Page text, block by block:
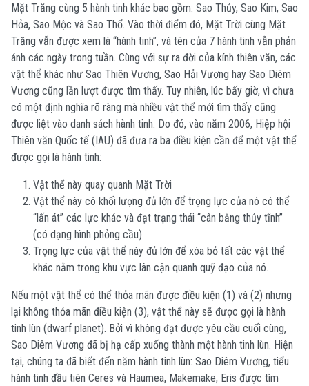
Mặt Trăng cùng 5 hành tinh khác bao gồm: Sao Thủy, Sao Kim, Sao
Hỏa, Sao Mộc và Sao Thổ. Vào thời điểm đó, Mặt Trời cùng Mặt
Trăng vẫn được xem là “hành tinh”, và tên của 7 hành tinh vẫn phản
ánh các ngày trong tuần. Cùng với sự ra đời của kính thiên văn, các
vật thể khác như Sao Thiên Vương, Sao Hải Vương hay Sao Diêm
Vương cũng lần lượt được tìm thấy. Tuy nhiên, lúc bấy giờ, vì chưa
có một định nghĩa rõ ràng mà nhiều vật thể mới tìm thấy cũng
được liệt vào danh sách hành tinh. Do đó, vào năm 2006, Hiệp hội
Thiên văn Quốc tế (IAU) đã đưa ra ba điều kiện cần để một vật thể
được gọi là hành tinh:
Vật thể này quay quanh Mặt Trời
Vật thể này có khối lượng đủ lớn để trọng lực của nó có thể
“lấn át” các lực khác và đạt trạng thái “cân bằng thủy tĩnh”
(có dạng hình phỏng cầu)
Trọng lực của vật thể này đủ lớn để xóa bỏ tất các vật thể
khác nằm trong khu vực lân cận quanh quỹ đạo của nó.
Nếu một vật thể có thể thỏa mãn được điều kiện (1) và (2) nhưng
lại không thỏa mãn điều kiện (3), vật thể này sẽ được gọi là hành
tinh lùn (dwarf planet). Bởi vì không đạt được yêu cầu cuối cùng,
Sao Diêm Vương đã bị hạ cấp xuống thành một hành tinh lùn. Hiện
tại, chúng ta đã biết đến năm hành tinh lùn: Sao Diêm Vương, tiểu
hành tinh đầu tiên Ceres và Haumea, Makemake, Eris được tìm